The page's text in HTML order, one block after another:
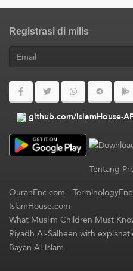
Registrasi di milis
github.com/IslamHouse-
Tentang
QuranEnc.com-
IslamHouse.com
What Muslim Children Must
Riyadh Al-Salheen with
Bayan Al-Islam